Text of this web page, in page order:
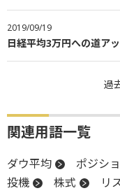
2019/09/19
日経平均3万円への道ア
過
関連用語一覧
ダウ平均 ポジシ
投機
株式 リ